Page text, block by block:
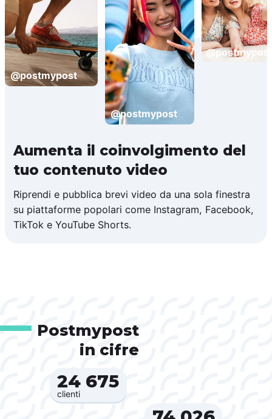
@postmypost
Aumenta il coinvolgimento del
tuo contenuto video
Riprendi e pubblica brevi video da una sola finestra
su piattaforme popolari come Instagram, Facebook,
TikTok e YouTube Shorts.
@postmypost
@postmypost
Postmypost
in cifre
24 675‍
clienti